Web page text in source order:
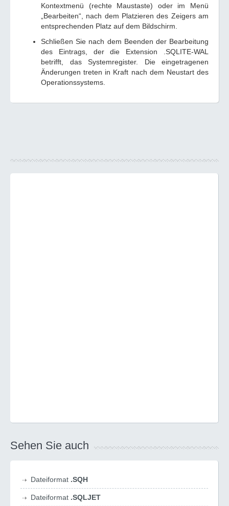
Kontextmenü (rechte Maustaste) oder im Menü
„Bearbeiten“, nach dem Platzieren des Zeigers am
entsprechenden Platz auf dem Bildschirm.
Schließen Sie nach dem Beenden der Bearbeitung
des Eintrags, der die Extension .SQLITE-WAL
betrifft, das Systemregister. Die eingetragenen
Änderungen treten in Kraft nach dem Neustart des
Operationssystems.
Sehen Sie auch
Dateiformat .SQH
Dateiformat .SQLJET